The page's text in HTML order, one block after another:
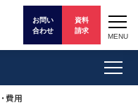
お問い
合わせ
資料
請求
MENU
費用